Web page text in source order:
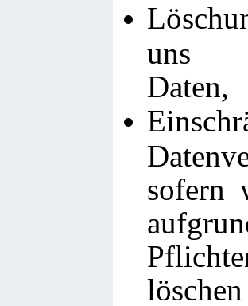
uns
Daten,
sofern